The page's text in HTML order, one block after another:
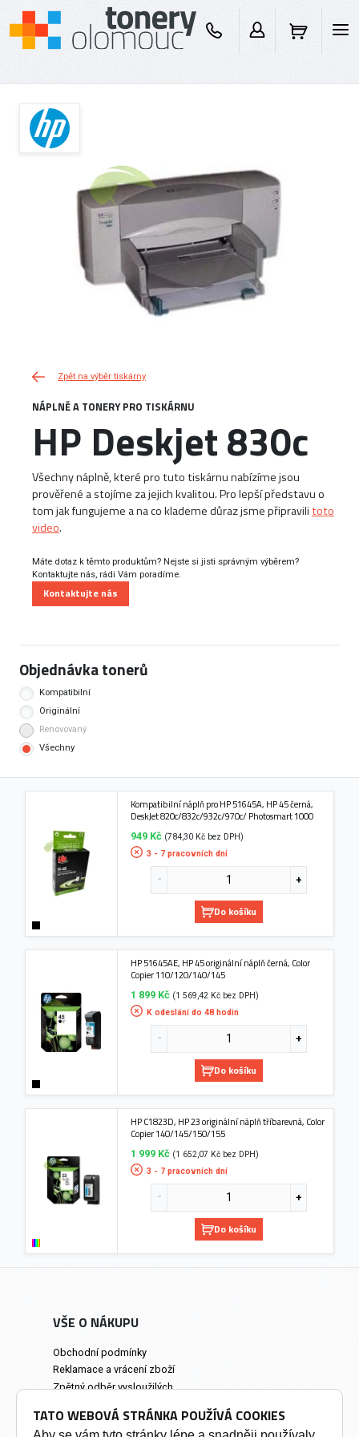
Zpět na výběr tiskárny
NÁPLNĚ A TONERY PRO TISKÁRNU
HP Deskjet 830c
Všechny náplně, které pro tuto tiskárnu nabízíme jsou
prověřené a stojíme za jejich kvalitou. Pro lepší představu o
tom jak fungujeme a na co klademe důraz jsme připravilitoto
video.
Máte dotaz k těmto produktům? Nejste si jisti správným výběrem?
Kontaktujte nás, rádi Vám poradíme.
Kontaktujte nás
Objednávka tonerů
Kompatibilní
Originální
Renovovaný
Všechny
Kompatibilní náplň pro HP 51645A, HP 45 černá,
DeskJet 820c/832c/932c/970c/ Photosmart 1000
949 Kč (784,30 Kč bez DPH)
3 - 7 pracovních dní
Do košíku
HP 51645AE, HP 45 originální náplň černá, Color
Copier 110/120/140/145
1 899 Kč (1 569,42 Kč bez DPH)
K odeslání do 48 hodin
Do košíku
HP C1823D, HP 23 originální náplň tříbarevná, Color
Copier 140/145/150/155
1 999 Kč (1 652,07 Kč bez DPH)
3 - 7 pracovních dní
Do košíku
VŠE O NÁKUPU
Obchodní podmínky
Reklamace a vrácení zboží
Zpětný odběr vysloužilých
Prodejna a osobní odběr
TATO WEBOVÁ STRÁNKA POUŽÍVÁ COOKIES